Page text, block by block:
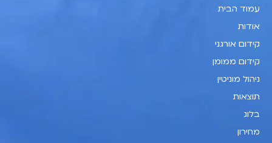
עמוד הבית
אודות
קידום אורגני
קידום ממומן
ניהול מוניטין
תוצאות
בלוג
מחירון